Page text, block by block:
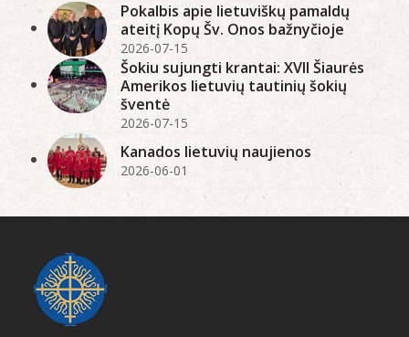
Pokalbis apie lietuviškų pamaldų
ateitį Kopų Šv. Onos bažnyčioje
2026-07-15
Šokiu sujungti krantai: XVII Šiaurės
Amerikos lietuvių tautinių šokių
šventė
2026-07-15
Kanados lietuvių naujienos
2026-06-01